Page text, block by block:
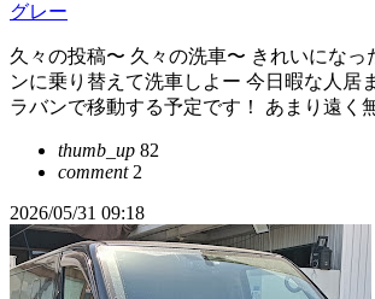
グレー
久々の投稿〜 久々の洗車〜 きれいになっ
ンに乗り替えて洗車しよー 今日暇な人居
ラバンで移動する予定です！ あまり遠く
thumb_up 82
comment2
2026/05/31 09:18